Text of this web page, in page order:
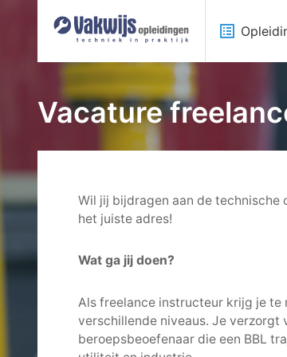
list_alt
Vacature
Wil jij bijdragen aan de technische
het juiste adres!
Wat ga jij doen?
Als freelance instructeur krijg je
verschillende niveaus. Je verzorgt
beroepsbeoefenaar die een BBL